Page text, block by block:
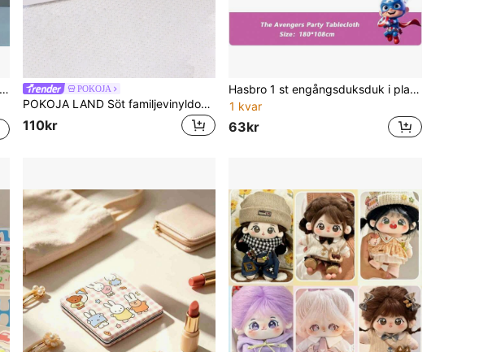
POKOJA
POKOJA LAND Söt familjevinyldocka mjuka vinyldockor rosröd björnhänge gult fårpåsehänge födelsedagspresenter juldekoration halloween (innermaterial Tangjia (hårt) icke-plyschfyllning) vår till sommar
110kr
Hasbro 1 st engångsduksduk i plast med superhjältemotiv, vattentät bordsmatta, födelsedagspartydekoration med superhjältetema, universell för alla fyra årstider
1 kvar
63kr